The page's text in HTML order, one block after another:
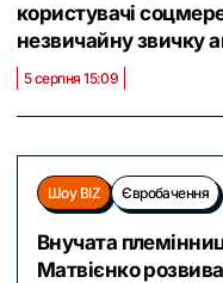
користувачі
незвичайну звичку
5 серпня 15:09
Шоу BIZ Євробачення
Внучата
Матвієнко